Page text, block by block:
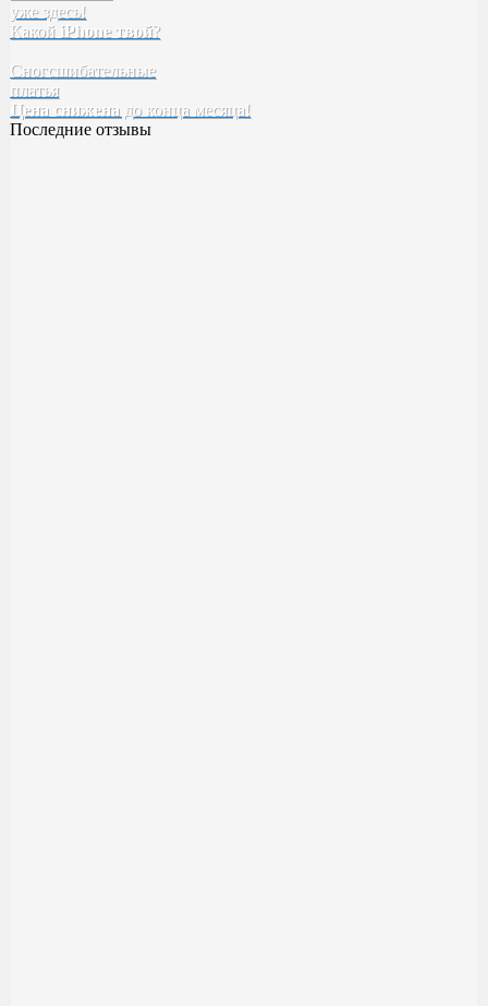
SELECTIVE
Karseell
EPICA
уже здесь!
Какой iPhone твой?
Сногсшибательные
платья
Цена снижена до конца месяца!
Последние отзывы